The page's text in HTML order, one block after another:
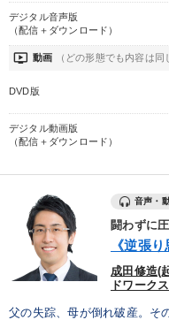
デジタル音声版
（配信＋ダウンロード）
ondemand_video 動画 （どの形態でも内容は同
DVD版
デジタル動画版
（配信＋ダウンロード）
音声・
闘わずに
《逆張
成田修造(
ドワーク
父の失踪、母が倒れ破産。そ